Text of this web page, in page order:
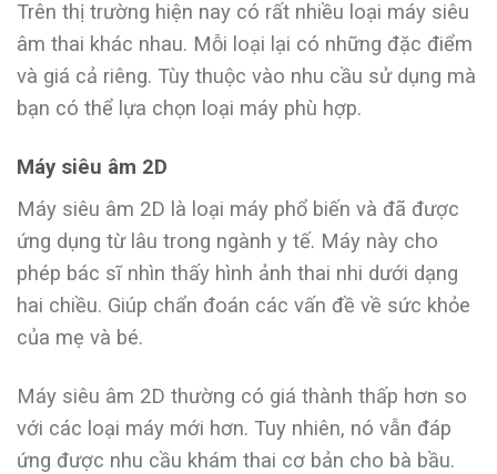
Trên thị trường hiện nay có rất nhiều loại máy siêu
âm thai khác nhau. Mỗi loại lại có những đặc điểm
và giá cả riêng. Tùy thuộc vào nhu cầu sử dụng mà
bạn có thể lựa chọn loại máy phù hợp.
Máy siêu âm 2D
Máy siêu âm 2D là loại máy phổ biến và đã được
ứng dụng từ lâu trong ngành y tế. Máy này cho
phép bác sĩ nhìn thấy hình ảnh thai nhi dưới dạng
hai chiều. Giúp chẩn đoán các vấn đề về sức khỏe
của mẹ và bé.
Máy siêu âm 2D thường có giá thành thấp hơn so
với các loại máy mới hơn. Tuy nhiên, nó vẫn đáp
ứng được nhu cầu khám thai cơ bản cho bà bầu.